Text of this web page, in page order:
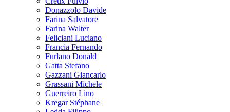
Donazzolo Davide
Farina Salvatore
Farina Walter
Feliciani Luciano
Francia Fernando
Furlano Donald
Gatta Stefano
Gazzani Giancarlo
Grassani Michele
Guerreiro Lino
Kregar Stéphane